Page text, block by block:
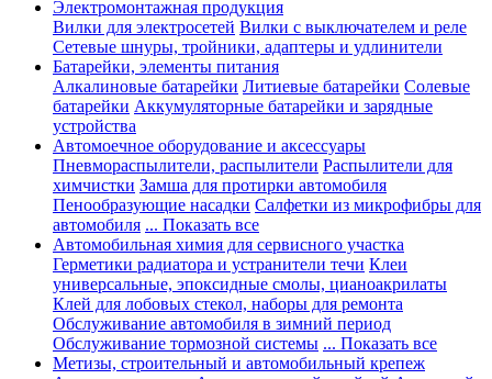
Электромонтажная продукция
Вилки для электросетей Вилки с выключателем и реле
Сетевые шнуры, тройники, адаптеры и удлинители
Батарейки, элементы питания
Алкалиновые батарейки Литиевые батарейки Солевые
батарейки Аккумуляторные батарейки и зарядные
устройства
Автомоечное оборудование и аксессуары
Пневмораспылители, распылители Распылители для
химчистки Замша для протирки автомобиля
Пенообразующие насадки Салфетки из микрофибры для
автомобиля ... Показать все
Автомобильная химия для сервисного участка
Герметики радиатора и устранители течи Клеи
универсальные, эпоксидные смолы, цианоакрилаты
Клей для лобовых стекол, наборы для ремонта
Обслуживание автомобиля в зимний период
Обслуживание тормозной системы ... Показать все
Метизы, строительный и автомобильный крепеж